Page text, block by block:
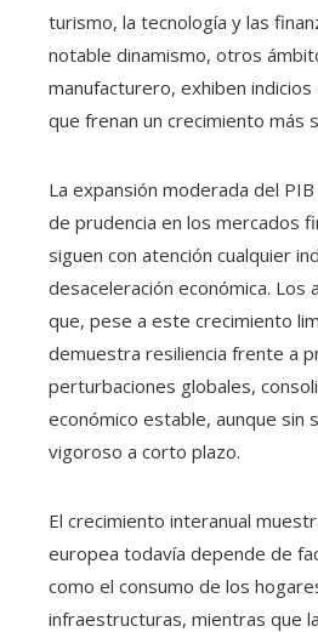
turismo, la tecnología y las
notable dinamismo, otros
manufacturero, exhiben
que frenan un crecimiento más
La expansión moderada del
de prudencia en los mercados
siguen con atención cualquier
desaceleración económica. Los
que, pese a este crecimiento
demuestra resiliencia frente a
perturbaciones globales,
económico estable, aunque sin
vigoroso a corto plazo.
El crecimiento interanual
europea todavía depende de
como el consumo de los
infraestructuras, mientras que